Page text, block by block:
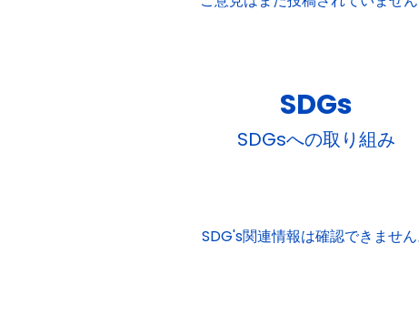
SDGs
SDGsへの取り組み
SDG's関連情報は確認できません